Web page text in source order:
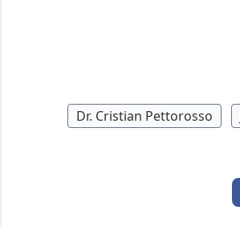
Dr. Cristian Pettorosso